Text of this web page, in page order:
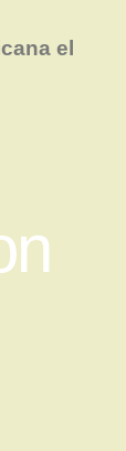
el